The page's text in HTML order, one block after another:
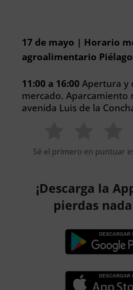
17 de mayo | Horario
agroalimentario
11:00 a 16:00 Apertura y
mercado. Aparcamiento
avenida Luis de la
Sé el primero en puntuar
¡Descarga la
pierdas